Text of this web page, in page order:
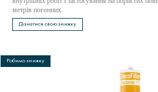
метрів погонних.
Дізнатися свою знижку
Робимо знижку